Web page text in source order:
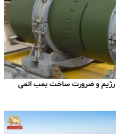
رژیم و ضرورت ساخت بمب اتمی